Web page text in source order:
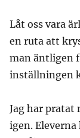
Låt oss vara
en ruta att
man äntligen
inställningen
Jag har pratat
igen.